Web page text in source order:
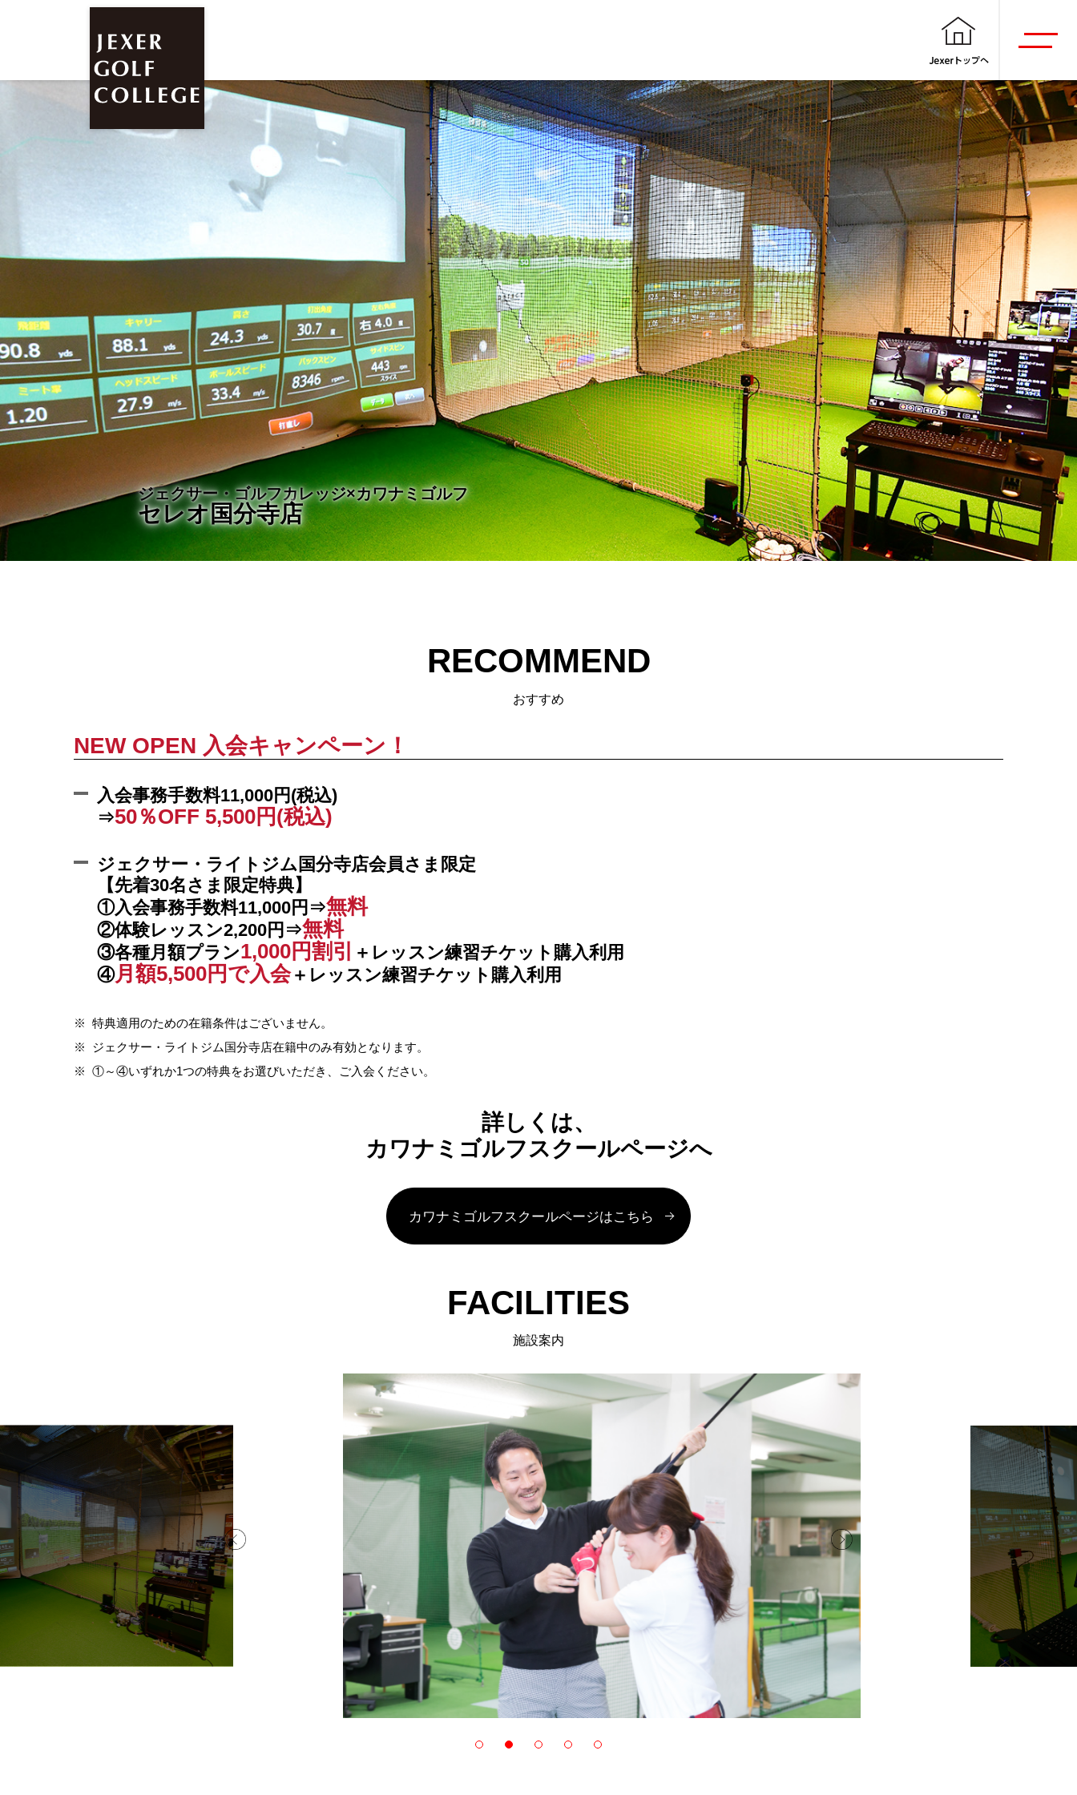
ジェクサー・ゴルフカレッジ×カワナミゴルフ
セレオ国分寺店
RECOMMEND
おすすめ
NEW OPEN 入会キャンペーン！
入会事務手数料11,000円(税込)
⇒50％OFF 5,500円(税込)
ジェクサー・ライトジム国分寺店会員さま限定
【先着30名さま限定特典】
①入会事務手数料11,000円⇒無料
②体験レッスン2,200円⇒無料
③各種月額プラン1,000円割引
＋レッスン練習チケット購入利用
④月額5,500円で入会＋レッスン練習チケット購入利用
※ 特典適用のための在籍条件はございません。
※
ジェクサー・ライトジム国分寺店在籍中のみ有効となります。
※ ①～④いずれか1つの特典をお選びいただき、ご入会ください。
詳しくは、
カワナミゴルフスクールページへ
カワナミゴルフスクールページはこちら
FACILITIES
施設案内